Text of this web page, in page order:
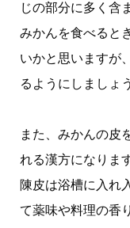
じの部分に多く含
みかんを食べると
いかと思いますが
るようにしましょ
また、みかんの皮
れる漢方になりま
陳皮は浴槽に入れ
て薬味や料理の香